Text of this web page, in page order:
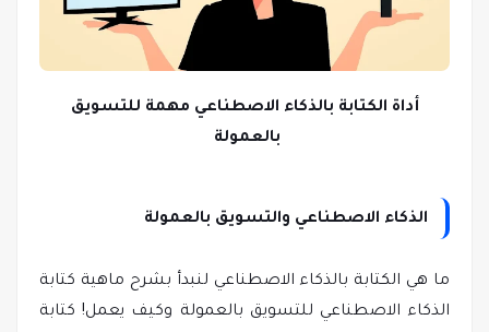
أداة الكتابة بالذكاء الاصطناعي مهمة للتسويق
بالعمولة
الذكاء الاصطناعي والتسويق بالعمولة
ما هي الكتابة بالذكاء الاصطناعي لنبدأ بشرح ماهية كتابة
الذكاء الاصطناعي للتسويق بالعمولة وكيف يعمل! كتابة